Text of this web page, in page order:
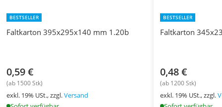
BESTSELLER
Faltkarton 395x295x140 mm 1.20b
0,59 €
(ab 1500 Stk)
exkl. 19% USt., zzgl.Versand
BESTSELLER
Faltkarton
0,48 €
(ab 1200 Stk)
exkl. 19% USt., zzgl.